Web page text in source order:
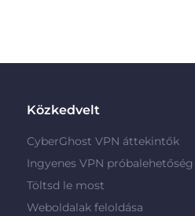
Közkedvelt
CyberGhost VPN áttekintők
Ingyenes VPN próbalehetőség
Töltsd le most
Weboldalak feloldása